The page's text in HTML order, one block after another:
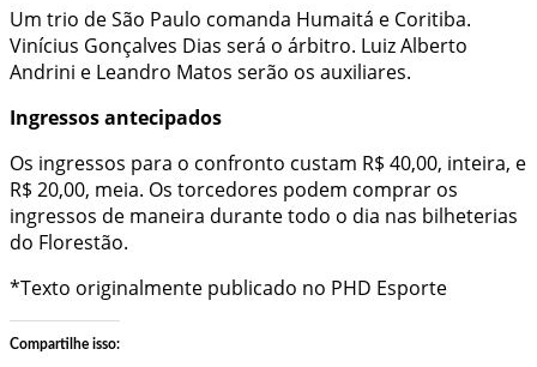
Um trio de São Paulo comanda Humaitá e Coritiba.
Vinícius Gonçalves Dias será o árbitro. Luiz Alberto
Andrini e Leandro Matos serão os auxiliares.
Ingressos antecipados
Os ingressos para o confronto custam R$ 40,00, inteira, e
R$ 20,00, meia. Os torcedores podem comprar os
ingressos de maneira durante todo o dia nas bilheterias
do Florestão.
*Texto originalmente publicado no PHD Esporte
Compartilhe isso: